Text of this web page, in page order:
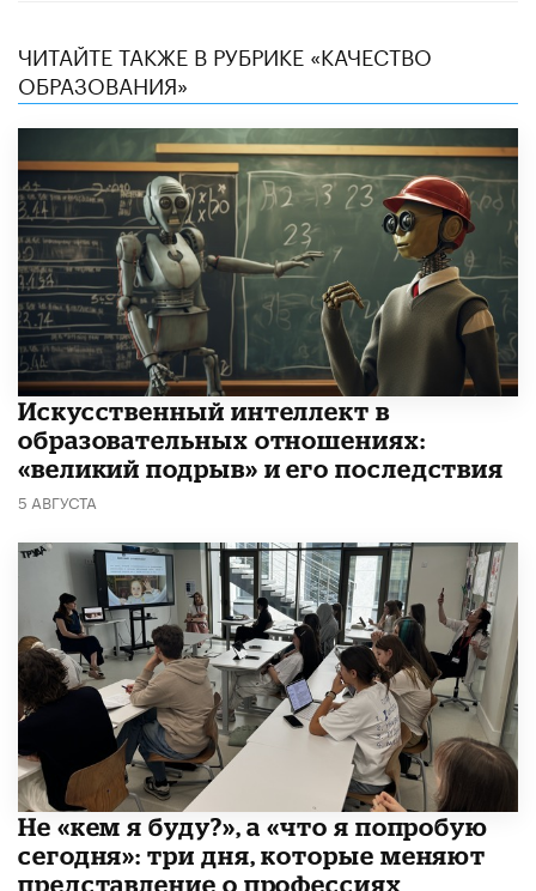
ЧИТАЙТЕ ТАКЖЕ В РУБРИКЕ «КАЧЕСТВО
ОБРАЗОВАНИЯ»
​Искусственный интеллект в
образовательных отношениях:
«великий подрыв» и его последствия
5 АВГУСТА
Не «кем я буду?», а «что я попробую
сегодня»: три дня, которые меняют
представление о профессиях